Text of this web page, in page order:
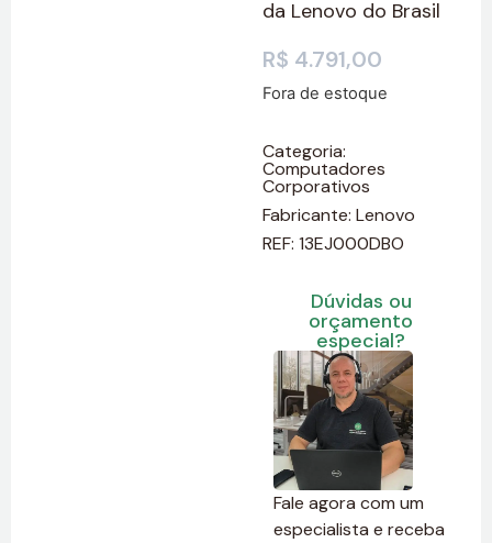
da Lenovo do Brasil
R$ 4.791,00
Fora de estoque
Categoria:
Computadores
Corporativos
Fabricante:Lenovo
REF: 13EJ000DBO
Dúvidas ou
orçamento
especial?
Fale agora com um
especialista e receba